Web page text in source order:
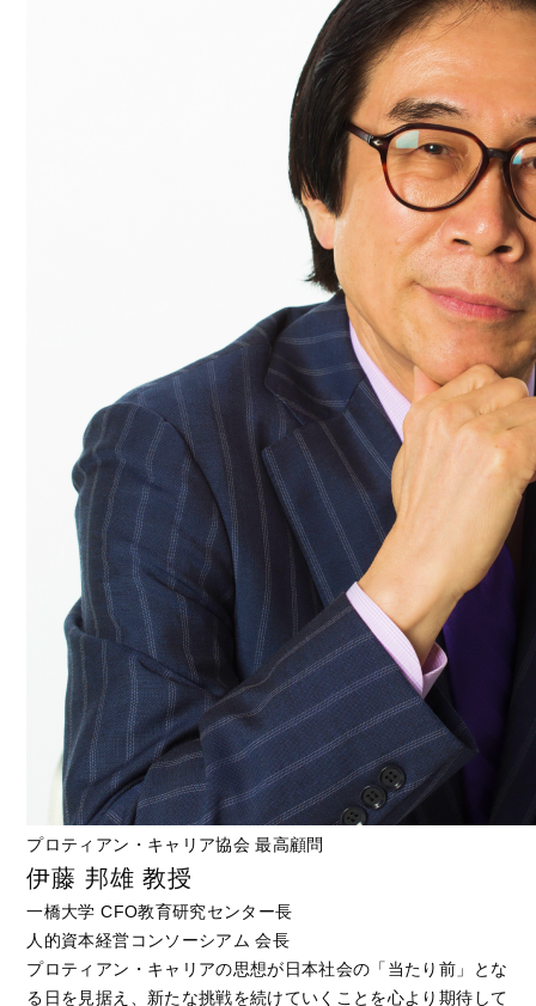
プロティアン・キャリア協会 最高顧問
伊藤 邦雄 教授
一橋大学 CFO教育研究センター長
人的資本経営コンソーシアム 会長
プロティアン・キャリアの思想が日本社会の「当たり前」とな
る日を見据え、新たな挑戦を続けていくことを心より期待して